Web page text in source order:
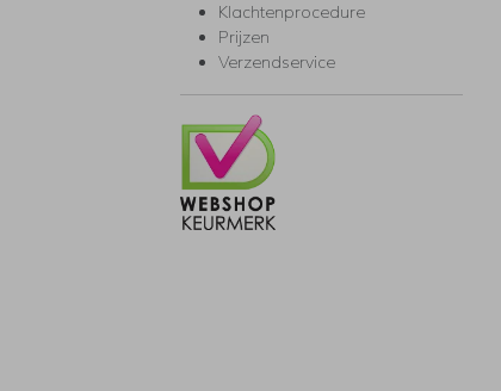
Klachtenprocedure
Prijzen
Verzendservice